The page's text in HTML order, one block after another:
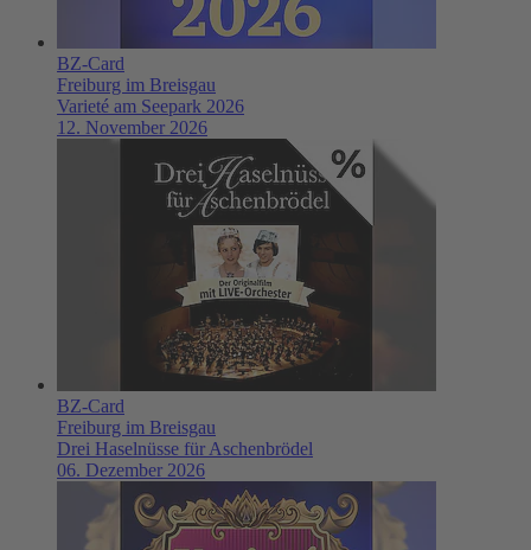
BZ-Card
Freiburg im Breisgau
Varieté am Seepark 2026
12. November 2026
BZ-Card
Freiburg im Breisgau
Drei Haselnüsse für Aschenbrödel
06. Dezember 2026